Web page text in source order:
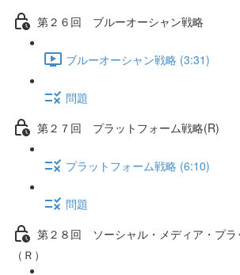
第２６回 ブルーオーシャン戦略
ブルーオーシャン戦略 (3:31)
問題
第２７回 プラットフォーム戦略(R)
プラットフォーム戦略 (6:10)
問題
第２８回 ソーシャル・メディア・プラ
（Ｒ）